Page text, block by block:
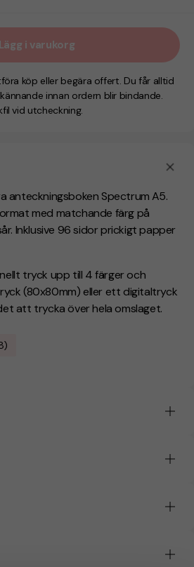
anteckningsboken Spectrum A5.
med matchande färg på
Inklusive 96 sidor prickigt papper
tryck upp till 4 färger och
(80x80mm) eller ett digitaltryck
att trycka över hela omslaget.
Lägg i varukorg
köp eller begära offert. Du får alltid
innan ordern blir bindande.
vid utcheckning.